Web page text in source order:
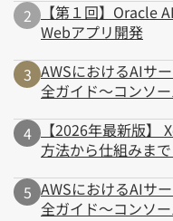
【第１回】Oracle
Webアプリ開発
AWSにおけるAIサ
全ガイド～コンソ
【2026年最新版】
方法から仕組みま
AWSにおけるAIサ
全ガイド～コンソ